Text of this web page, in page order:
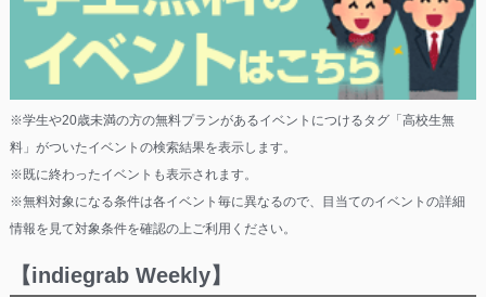
※学生や20歳未満の方の無料プランがあるイベントにつけるタグ「高校生無
料」がついたイベントの検索結果を表示します。
※既に終わったイベントも表示されます。
※無料対象になる条件は各イベント毎に異なるので、目当てのイベントの詳細
情報を見て対象条件を確認の上ご利用ください。
【indiegrab Weekly】